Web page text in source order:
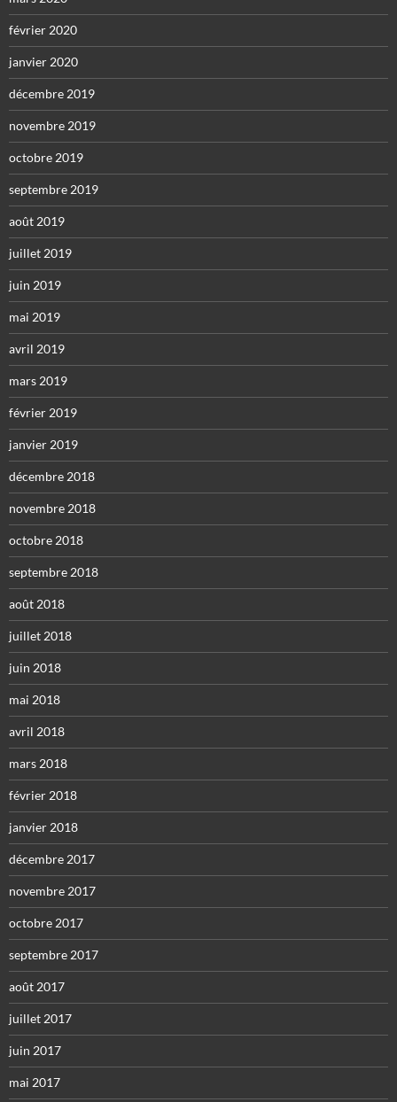
février 2020
janvier 2020
décembre 2019
novembre 2019
octobre 2019
septembre 2019
août 2019
juillet 2019
juin 2019
mai 2019
avril 2019
mars 2019
février 2019
janvier 2019
décembre 2018
novembre 2018
octobre 2018
septembre 2018
août 2018
juillet 2018
juin 2018
mai 2018
avril 2018
mars 2018
février 2018
janvier 2018
décembre 2017
novembre 2017
octobre 2017
septembre 2017
août 2017
juillet 2017
juin 2017
mai 2017